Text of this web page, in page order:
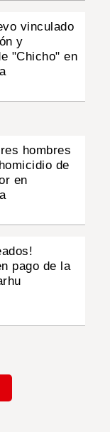
vinculado
y
"Chicho" en
hombres
de
en
pago de la